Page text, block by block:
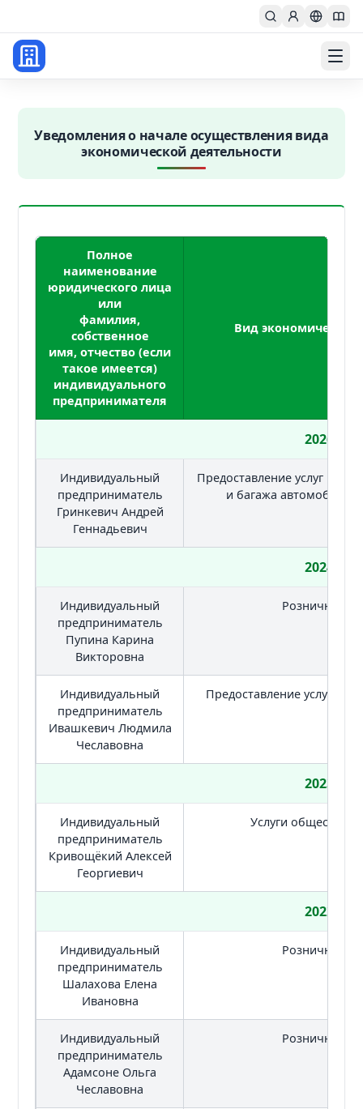
Главная
Уведомления о начале осуществления вида
экономической деятельности
Полное
наименование
юридического лица
или
фамилия,
собственное
имя, отчество (если
такое имеется)
индивидуального
предпринимателя
Вид экономической
2026
Индивидуальный
предприниматель
Гринкевич Андрей
Геннадьевич
Предоставление услуг по
и багажа
2024
Индивидуальный
предприниматель
Пупина Карина
Викторовна
Розничная
Индивидуальный
предприниматель
Ивашкевич Людмила
Чеславовна
Предоставление услуг
2023
Индивидуальный
предприниматель
Кривощёкий Алексей
Георгиевич
Услуги
2022
Индивидуальный
предприниматель
Шалахова Елена
Ивановна
Розничная
Индивидуальный
предприниматель
Адамсоне Ольга
Чеславовна
Розничная